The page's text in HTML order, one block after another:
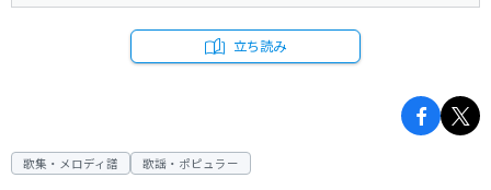
立ち読み
歌集・メロディ譜 歌謡・ポピュラー